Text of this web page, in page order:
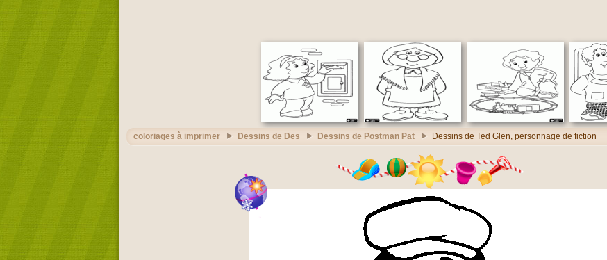
coloriages à imprimer Dessins de Des Dessins de Postman Pat Dessins de Ted Glen, personnage de fiction